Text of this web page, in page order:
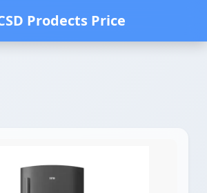
Prodects Price